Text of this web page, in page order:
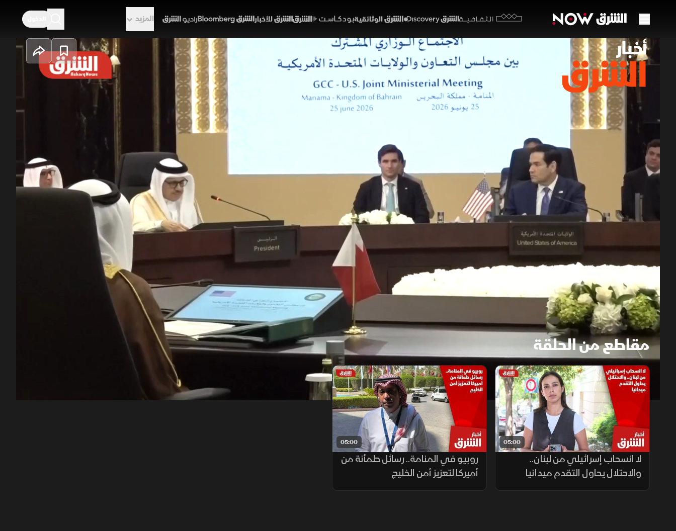
الثقافية
المزيد
1x auto
اجتماع خليجي أميركي بالمنامة.. وبحث تعزيز أمن
الممرات
25 يونيو 2026
أخبار الشرق
مباحثات خليجية أميركية لخفض التصعيد وضمان أمن الممرات البحرية وحرية الملاحة. وتزامنت اللقاءات مع
طلب إدارة ترمب تمويلاً إضافياً من الكونغرس لتغطية نفقات الحرب، في وقت تواصلت فيه تداعيات الزلزال
المدمر في فنزويلا مع تسجيل سقوط مئات الضحايا والمصابين جراء الكارثة الطبيعية.
الولايات المتحدة دونالد ترمب فنزويلا مجلس التعاون الخليجي إيران مضيق هرمز إسرائيل لبنان أخبار الشرق
مقاطع من الحلقة
05:00
لا انسحاب إسرائيلي من لبنان..
والاحتلال يحاول التقدم ميدانيا
05:00
روبيو في المنامة.. رسائل طمأنة من
أميركا لتعزيز أمن الخليج